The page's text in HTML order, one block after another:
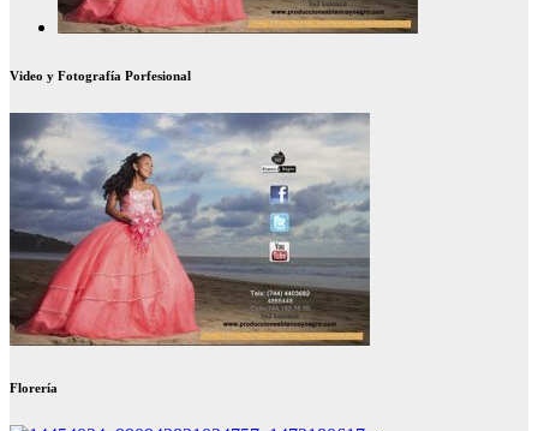
Video y Fotografía Porfesional
Florería